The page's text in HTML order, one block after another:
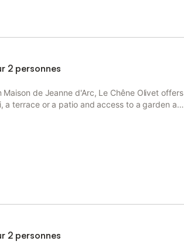
2 personnes
de Jeanne d'Arc, Le Chêne Olivet offers
a terrace or a patio and access to a garden and
features garden views and is 6.
2 personnes